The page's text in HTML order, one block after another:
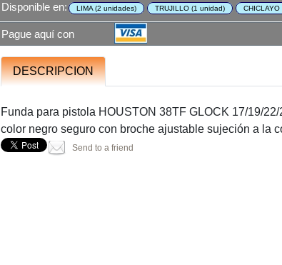
Disponible en: LIMA (2 unidades) TRUJILLO (1 unidad)
Pague aquí con
DESCRIPCION
Funda para pistola HOUSTON 38TF GLOCK 17/19/
color negro seguro con broche ajustable sujeción a la
Send to a friend